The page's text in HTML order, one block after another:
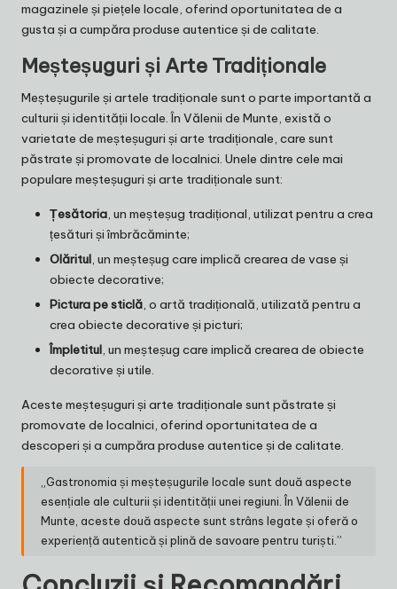
magazinele și piețele locale, oferind oportunitatea de a
gusta și a cumpăra produse autentice și de calitate.
Meșteșuguri și Arte Tradiționale
Meșteșugurile și artele tradiționale sunt o parte importantă a
culturii și identității locale. În Vălenii de Munte, există o
varietate de meșteșuguri și arte tradiționale, care sunt
păstrate și promovate de localnici. Unele dintre cele mai
populare meșteșuguri și arte tradiționale sunt:
Țesătoria, un meșteșug tradițional, utilizat pentru a crea
țesături și îmbrăcăminte;
Olăritul, un meșteșug care implică crearea de vase și
obiecte decorative;
Pictura pe sticlă, o artă tradițională, utilizată pentru a
crea obiecte decorative și picturi;
Împletitul, un meșteșug care implică crearea de obiecte
decorative și utile.
Aceste meșteșuguri și arte tradiționale sunt păstrate și
promovate de localnici, oferind oportunitatea de a
descoperi și a cumpăra produse autentice și de calitate.
„Gastronomia și meșteșugurile locale sunt două aspecte
esențiale ale culturii și identității unei regiuni. În Vălenii de
Munte, aceste două aspecte sunt strâns legate și oferă o
experiență autentică și plină de savoare pentru turiști.”